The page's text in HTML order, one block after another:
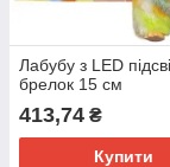
Лабубу з LED
брелок 15 см
413,74 ₴
Купити